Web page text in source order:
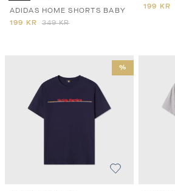
ADIDAS HOME SHORTS BABY
199 KR 349 KR
199 KR
%